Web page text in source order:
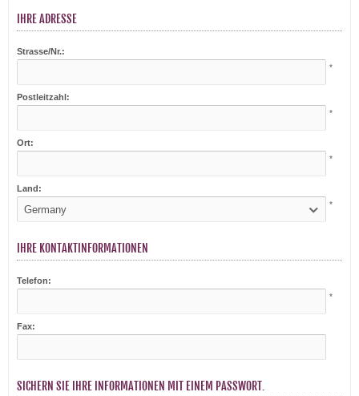
IHRE ADRESSE
Strasse/Nr.:
*
Postleitzahl:
*
Ort:
*
Land:
Germany *
IHRE KONTAKTINFORMATIONEN
Telefon:
*
Fax:
SICHERN SIE IHRE INFORMATIONEN MIT EINEM PASSWORT.